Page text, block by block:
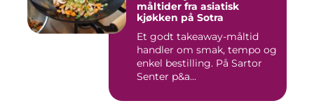
måltider fra asiatisk
kjøkken på Sotra
Et godt takeaway-måltid
handler om smak, tempo og
enkel bestilling. På Sartor
Senter p&a...